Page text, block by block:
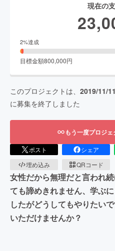
現在の
2%達成
目標金額800,000円
このプロジェクトは、 2019/11/11
に募集を終了しました
もう一度プロジ
ポスト シェア
埋め込み
QRコード
女性だから無理だと言われ
ても諦めきれません、学ぶ
したがどうしてもやりたい
いただけませんか？